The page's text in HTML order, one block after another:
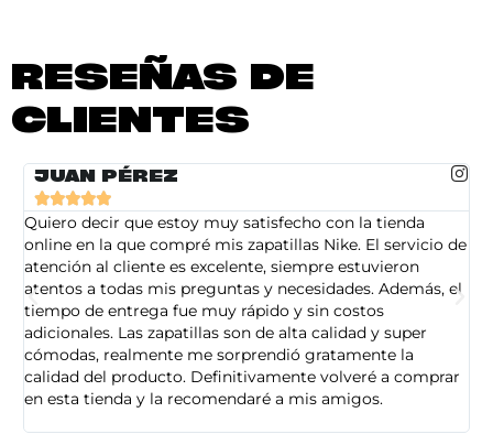
RESEÑAS DE
CLIENTES
JUAN PÉREZ

Quiero decir que estoy muy satisfecho con la tienda
online en la que compré mis zapatillas Nike. El servicio de
atención al cliente es excelente, siempre estuvieron
atentos a todas mis preguntas y necesidades. Además, el
tiempo de entrega fue muy rápido y sin costos
adicionales. Las zapatillas son de alta calidad y super
cómodas, realmente me sorprendió gratamente la
calidad del producto. Definitivamente volveré a comprar
en esta tienda y la recomendaré a mis amigos.